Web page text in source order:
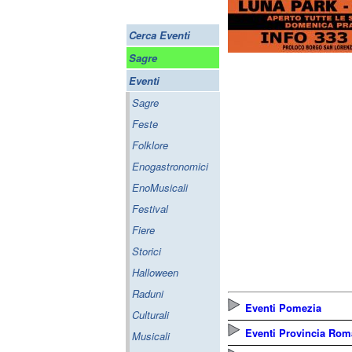
Cerca Eventi
Sagre
Eventi
Sagre
Feste
Folklore
Enogastronomici
EnoMusicali
Festival
Fiere
Storici
Halloween
Raduni
Culturali
Musicali
Eventi Pomezia
Eventi Provincia